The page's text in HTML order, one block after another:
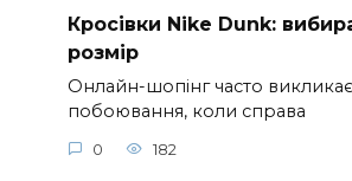
Кросівки Nike Dunk:
розмір
Онлайн-шопінг часто викликає
побоювання, коли справа
0 182